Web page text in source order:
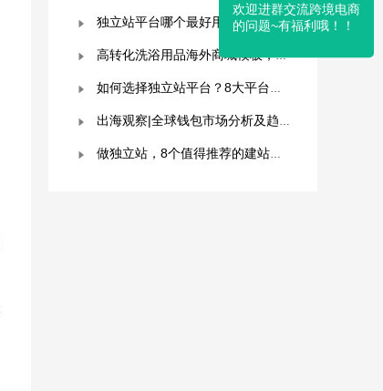
独立站平台哪个最好用？深度解析与平台选择指南！
高转化洗浴用品海外商城模板，附优秀案例拆解
欢迎进群交流跨境电商
的问题~有福利哦！！